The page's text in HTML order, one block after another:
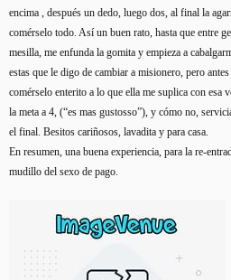
encima , después un dedo, luego dos, al final la
comérselo todo. Así un buen rato, hasta que entre
mesilla, me enfunda la gomita y empieza a
estas que le digo de cambiar a misionero, pero
comérselo enterito a lo que ella me suplica con esa
la meta a 4, (“es mas gustosso”), y cómo no,
el final. Besitos cariñosos, lavadita y para casa.
En resumen, una buena experiencia, para la re-
mudillo del sexo de pago.